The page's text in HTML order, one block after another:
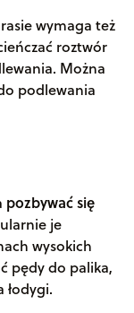
wymaga też
roztwór
Można
podlewania
pozbywać się
je
wysokich
pędy do palika,
łodygi.